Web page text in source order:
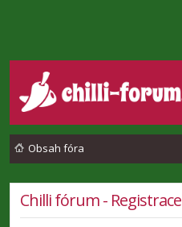
Obsah fóra
Chilli fórum - Registrace